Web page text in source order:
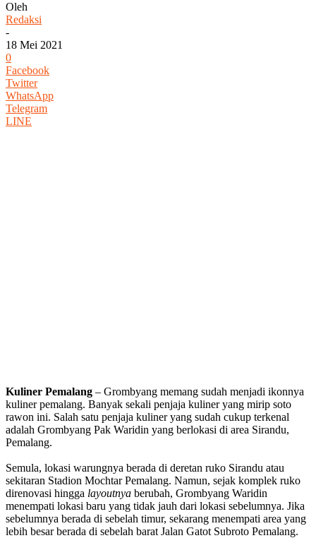
Oleh
Redaksi
-
18 Mei 2021
0
Facebook
Twitter
WhatsApp
Telegram
LINE
Kuliner Pemalang – Grombyang memang sudah menjadi ikonnya
kuliner pemalang. Banyak sekali penjaja kuliner yang mirip soto
rawon ini. Salah satu penjaja kuliner yang sudah cukup terkenal
adalah Grombyang Pak Waridin yang berlokasi di area Sirandu,
Pemalang.
Semula, lokasi warungnya berada di deretan ruko Sirandu atau
sekitaran Stadion Mochtar Pemalang. Namun, sejak komplek ruko
direnovasi hingga layoutnya berubah, Grombyang Waridin
menempati lokasi baru yang tidak jauh dari lokasi sebelumnya. Jika
sebelumnya berada di sebelah timur, sekarang menempati area yang
lebih besar berada di sebelah barat Jalan Gatot Subroto Pemalang.